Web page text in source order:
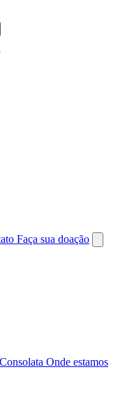
Faça sua doação
Consolata Onde estamos